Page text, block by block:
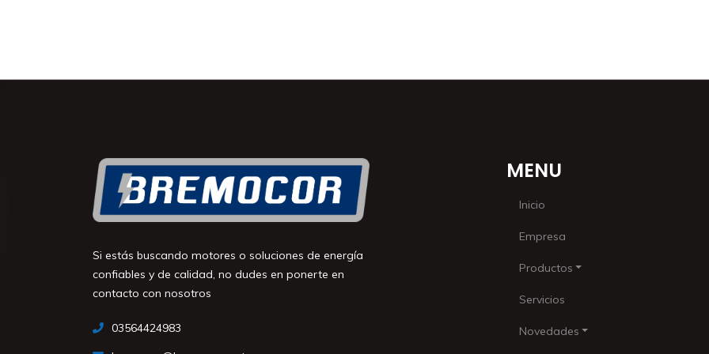
Si estás buscando motores o soluciones de energía
confiables y de calidad, no dudes en ponerte en
contacto con nosotros
03564424983
MENU
Inicio
Empresa
Productos
Servicios
Novedades